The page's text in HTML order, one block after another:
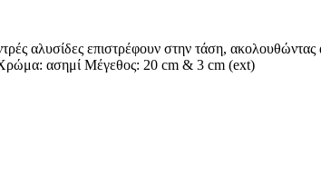
αλυσίδες επιστρέφουν στην τάση, ακολουθώντας
Χρώμα: ασημί Μέγεθος: 20 cm & 3 cm (ext)